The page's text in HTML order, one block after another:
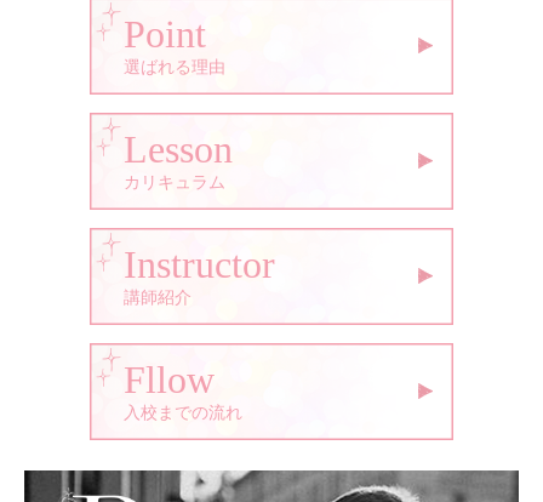
Point
選ばれる理由
Lesson
カリキュラム
Instructor
講師紹介
Fllow
入校までの流れ